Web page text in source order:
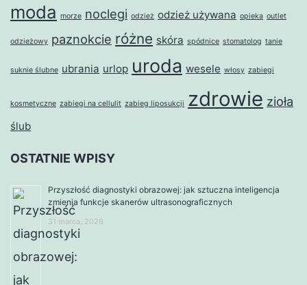
moda morze noclegi odzież odzież używana opieka outlet
odzieżowy paznokcie różne skóra spódnice stomatolog tanie
suknie ślubne ubrania urlop uroda wesele włosy zabiegi
kosmetyczne zabiegi na cellulit zabieg liposukcji zdrowie zioła
ślub
OSTATNIE WPISY
Przyszłość diagnostyki obrazowej: jak sztuczna inteligencja
zmienia funkcje skanerów ultrasonograficznych
31 marca, 2026